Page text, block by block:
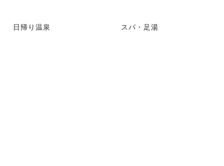
日帰り温泉 スパ・足湯